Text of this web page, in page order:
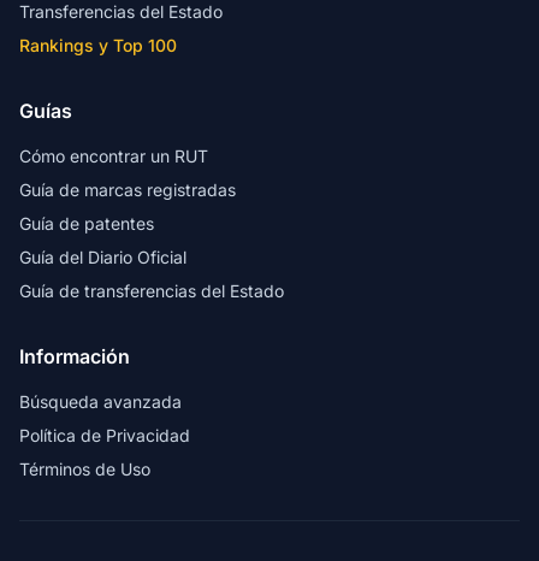
Transferencias del Estado
Rankings y Top 100
Guías
Cómo encontrar un RUT
Guía de marcas registradas
Guía de patentes
Guía del Diario Oficial
Guía de transferencias del Estado
Información
Búsqueda avanzada
Política de Privacidad
Términos de Uso